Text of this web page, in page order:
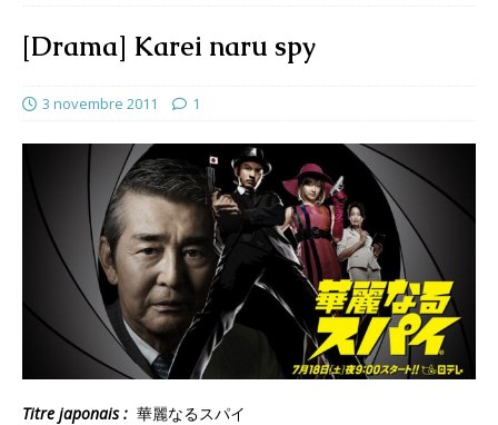
[Drama] Karei naru spy
3 novembre 2011 1
Titre japonais : 華麗なるスパイ